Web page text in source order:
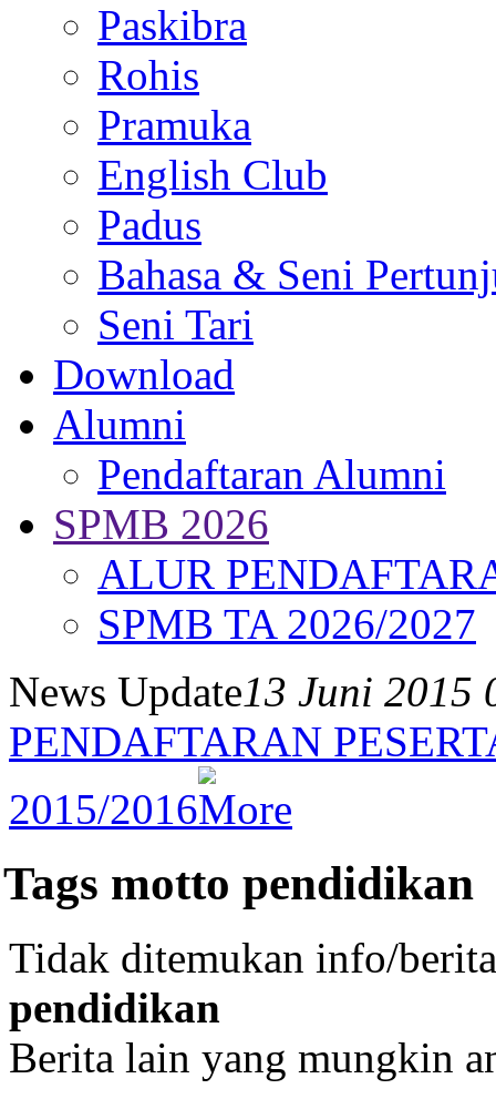
Paskibra
Rohis
Pramuka
English Club
Padus
Bahasa & Seni
Seni Tari
Download
Alumni
Pendaftaran Alumni
SPMB 2026
ALUR
SPMB TA 2026/2027
News Update13 Juni
PENDAFTARAN
2015/2016
Tags motto pendidikan
Tidak ditemukan info/
pendidikan
Berita lain yang mungkin